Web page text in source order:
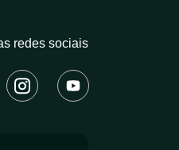
redes sociais